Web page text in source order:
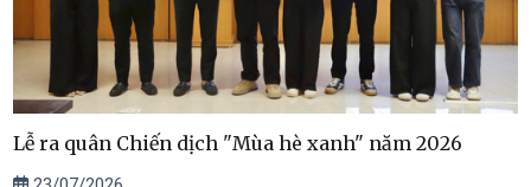
Lễ ra quân Chiến dịch "Mùa hè xanh" năm 2026